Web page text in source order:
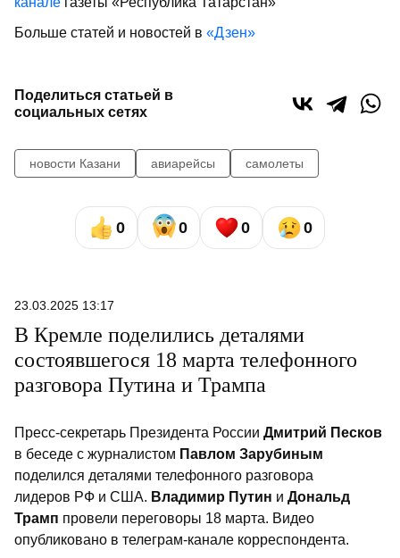
Больше статей и новостей в «Дзен»
Поделиться статьей в
социальных сетях
новости Казани авиарейсы самолеты
0 0 0 0
23.03.2025 13:17
В Кремле поделились деталями
состоявшегося 18 марта телефонного
разговора Путина и Трампа
Пресс-секретарь Президента России Дмитрий Песков
в беседе с журналистом Павлом Зарубиным
поделился деталями телефонного разговора
лидеров РФ и США. Владимир Путин и Дональд
Трамп провели переговоры 18 марта. Видео
опубликовано в телеграм-канале корреспондента.